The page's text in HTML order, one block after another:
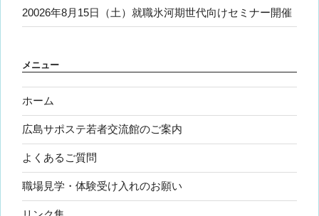
20026年8月15日（土）就職氷河期世代向けセミナー開催
メニュー
ホーム
広島サポステ若者交流館のご案内
よくあるご質問
職場見学・体験受け入れのお願い